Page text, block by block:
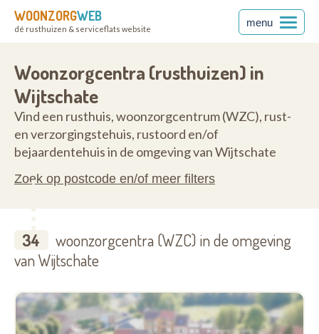
WOONZORGWEB
dé rusthuizen & serviceflats website
menu
Woonzorgcentra (rusthuizen) in
Wijtschate
Vind een rusthuis, woonzorgcentrum (WZC), rust-
en verzorgingstehuis, rustoord en/of
bejaardentehuis in de omgeving van Wijtschate
Zoek op postcode en/of meer filters
34
woonzorgcentra (WZC) in de omgeving
van Wijtschate